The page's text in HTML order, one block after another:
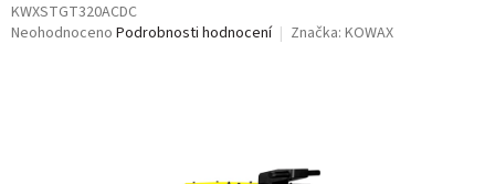
KWXSTGT320ACDC
Průměrné
Neohodnoceno Podrobnosti hodnocení Značka: KOWAX